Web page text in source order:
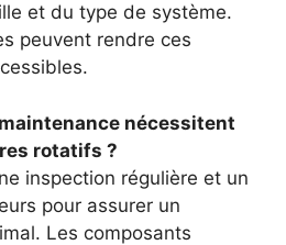
et du type de système.
peuvent rendre ces
nécessitent
rotatifs ?
inspection régulière et un
pour assurer un
Les composants